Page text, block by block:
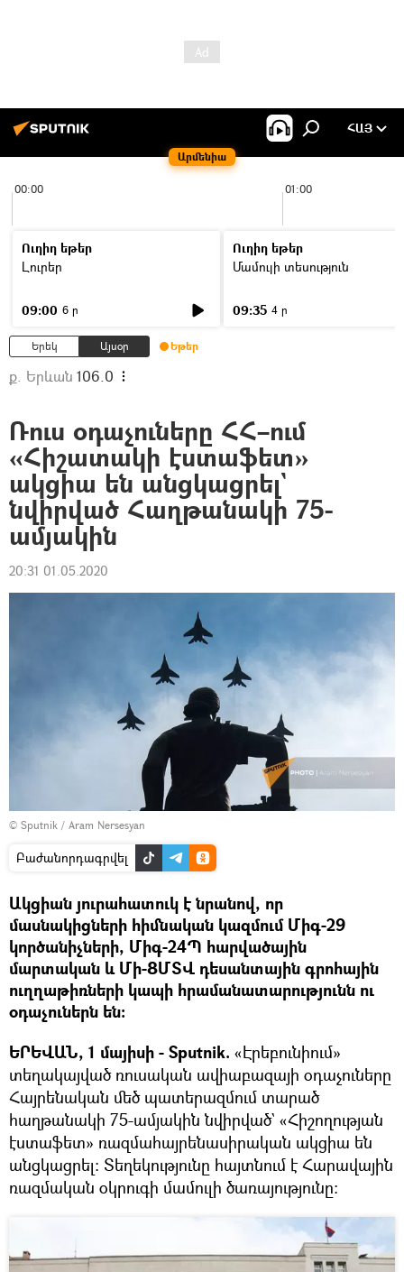
Արմենիա
ՀԱՅ
00:00 01:00
Ուղիղ եթեր
Լուրեր
09:00 6 ր
Ուղիղ եթեր
Մամուլի տեսություն
09:35 4 ր
Երեկ Այսօր Եթեր
ք. Երևան 106.0
Ռուս օդաչուները ՀՀ–ում
«Հիշատակի էստաֆետ»
ակցիա են անցկացրել`
նվիրված Հաղթանակի 75-
ամյակին
20:31 01.05.2020
© Sputnik / Aram Nersesyan
Բաժանորդագրվել
Ակցիան յուրահատուկ է նրանով, որ
մասնակիցների հիմնական կազմում Միգ-29
կործանիչների, Միգ-24Պ հարվածային
մարտական և Մի-8ՄՏՎ դեսանտային գրոհային
ուղղաթիռների կապի հրամանատարությունն ու
օդաչուներն են։
ԵՐԵՎԱՆ, 1 մայիսի - Sputnik. «Էրեբունիում»
տեղակայված ռուսական ավիաբազայի օդաչուները
Հայրենական մեծ պատերազմում տարած
հաղթանակի 75-ամյակին նվիրված` «Հիշողության
էստաֆետ» ռազմահայրենասիրական ակցիա են
անցկացրել։ Տեղեկությունը հայտնում է Հարավային
ռազմական օկրուգի մամուլի ծառայությունը։